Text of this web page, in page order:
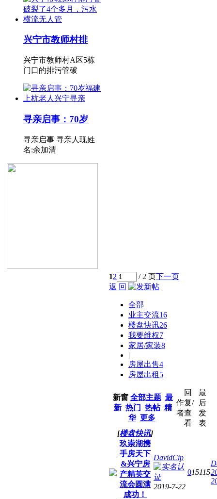
兴宁市教师村排
兴宁市教师村A区5栋
门口的排污管破
寻亲启事：70岁
寻亲启事 寻亲人现姓
名:余加清
12 / 2 页下一页
返 回
全部
业主交流16
楼盘快讯26
我要维权7
家居/家装8
|
房屋出售4
房屋出租 5
新窗 全部主题 最
新 热门 热帖 精
华 更多
作
者
回
复/
查
看
最
后
发
表
[楼盘快讯]
玖崇湖携
手房天下
&兴宁房
产精英交
流会圆满
成功！
DavidCip
2019-7-22
015115